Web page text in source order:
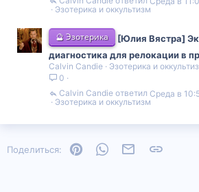
Эзотерика и оккультизм
🔮 Эзотерика
[Юлия Вястра]
диагностика для релокации в
Calvin Candie
Эзотерика и
0
Эзотерика и оккультизм
Среда в
Calvin Candie
Поделиться: PinterestWhatsAppЭлектронная